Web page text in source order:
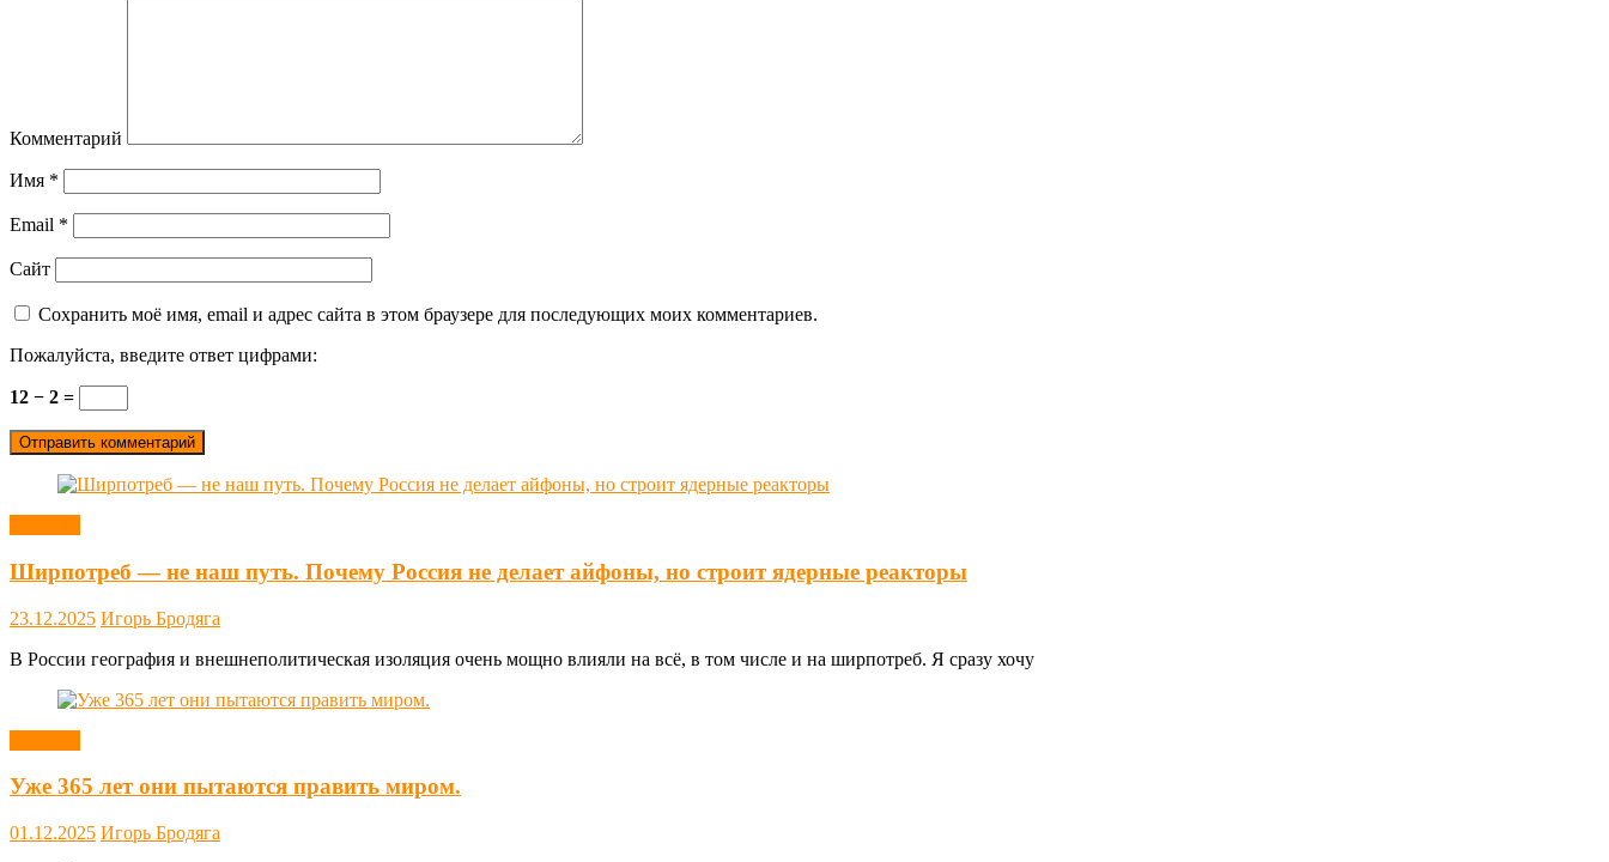
Комментарий
Имя *
Email *
Сайт
Сохранить моё имя, email и адрес сайта в этом браузере для последующих моих комментариев.
Пожалуйста, введите ответ цифрами:
12 − 2 =
Ширпотреб — не наш путь. Почему Россия не делает айфоны, но строит ядерные реакторы
23.12.2025 Игорь Бродяга
В России география и внешнеполитическая изоляция очень мощно влияли на всё, в том числе и на ширпотреб. Я сразу хочу
Уже 365 лет они пытаются править миром.
01.12.2025 Игорь Бродяга